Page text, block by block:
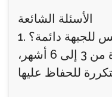
الأسئلة الشائعة
للجبهة دائمة؟
لا، النتائج مؤقتة وتستمر عادة من 3 إلى 6 أشهر،